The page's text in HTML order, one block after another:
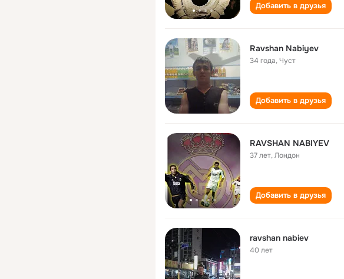
Добавить в друзья
Ravshan Nabiyev
34 года,Чуст
Добавить в друзья
RAVSHAN NABIYEV
37 лет,Лондон
Добавить в друзья
ravshan nabiev
40 лет